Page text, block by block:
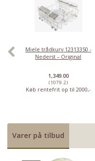
Miele trådkurv 12313350 -
Nederst – Original
1,349.00
(1079.2)
Køb rentefrit op til 2000,-
Varer på tilbud
Har du det
Stort udvalg
Priser fra kun